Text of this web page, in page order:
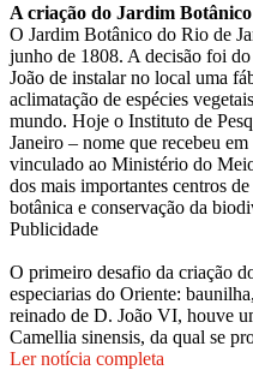
A criação do Jardim
O Jardim Botânico do Rio de
junho de 1808. A decisão foi
João de instalar no local uma
aclimatação de espécies
mundo. Hoje o Instituto de
Janeiro – nome que recebeu
vinculado ao Ministério do
dos mais importantes centros
botânica e conservação da
Publicidade
O primeiro desafio da criação
especiarias do Oriente:
reinado de D. João VI, houve
Camellia sinensis, da qual se
Ler notícia completa